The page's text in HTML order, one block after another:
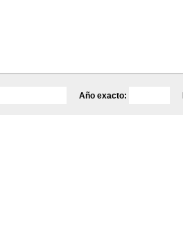
Año exacto: